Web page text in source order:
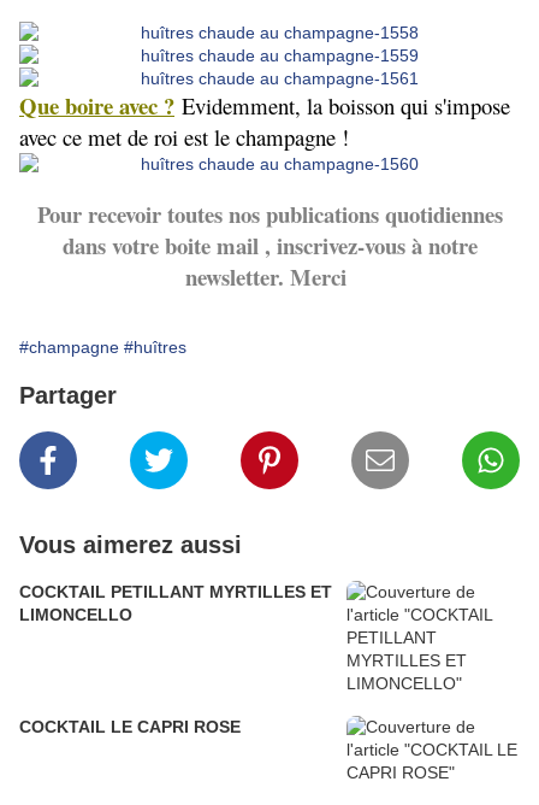
Que boire avec ? Evidemment, la boisson qui s'impose
avec ce met de roi est le champagne !
Pour recevoir toutes nos publications quotidiennes
dans votre boite mail , inscrivez-vous à notre
newsletter. Merci
#champagne #huîtres
Partager
Vous aimerez aussi
COCKTAIL PETILLANT MYRTILLES ET
LIMONCELLO
COCKTAIL LE CAPRI ROSE